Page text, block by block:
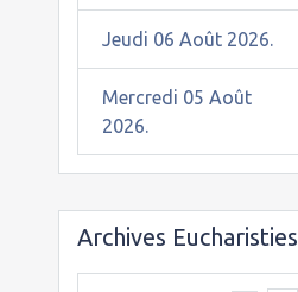
Jeudi 06 Août 2026.
Mercredi 05 Août
2026.
Archives Eucharisties